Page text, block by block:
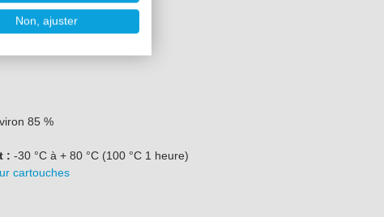
85 %
: -30 °C à + 80 °C (100 °C 1 heure)
cartouches
Non, ajuster